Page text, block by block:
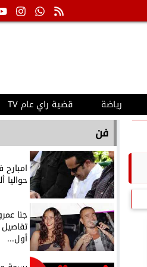
رياضة قضية راي عام TV
فن
حواليا
جنا
أول...